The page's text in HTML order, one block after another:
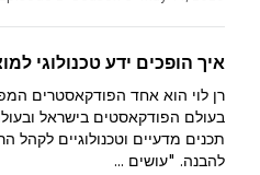
איך הופכים ידע טכנולוגי
רן לוי הוא אחד הפודקאסטרים
בעולם הפודקאסטים בישראל
תכנים מדעיים וטכנולוגיים לקהל
להבנה. "עושים ...